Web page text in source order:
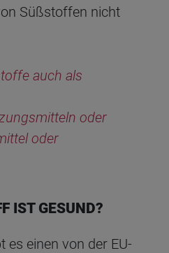
Süßstoffen nicht
auch als
oder
oder
IST GESUND?
es einen von der EU-